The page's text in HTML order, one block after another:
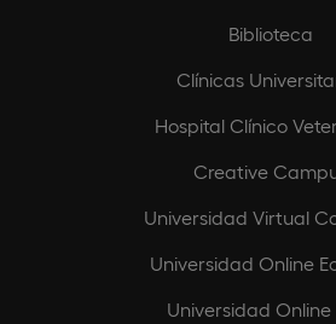
Biblioteca
Clínicas
Hospital Clínico
Creative
Universidad Virtual
Universidad Online
Universidad Online